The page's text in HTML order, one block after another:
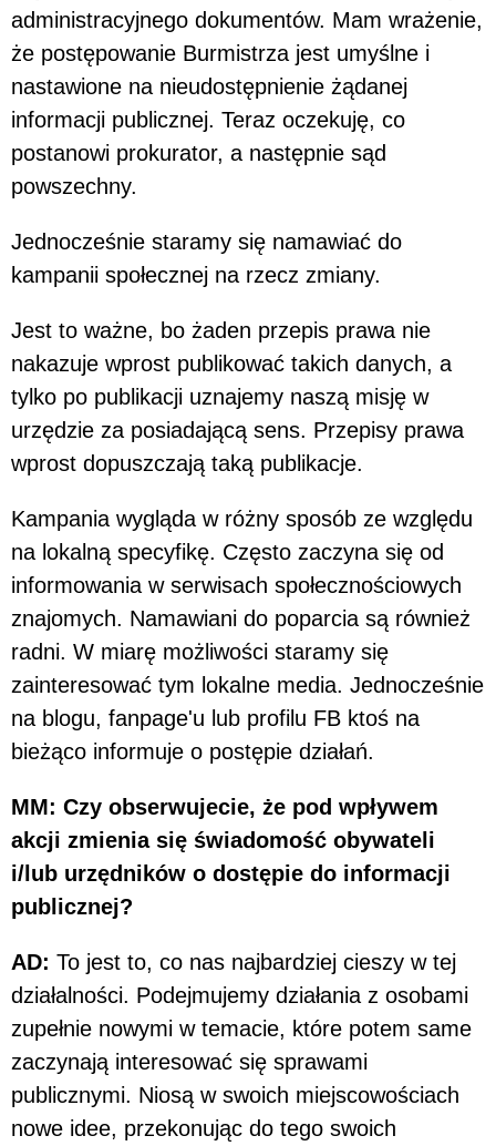
administracyjnego dokumentów. Mam wrażenie,
że postępowanie Burmistrza jest umyślne i
nastawione na nieudostępnienie żądanej
informacji publicznej. Teraz oczekuję, co
postanowi prokurator, a następnie sąd
powszechny.
Jednocześnie staramy się namawiać do
kampanii społecznej na rzecz zmiany.
Jest to ważne, bo żaden przepis prawa nie
nakazuje wprost publikować takich danych, a
tylko po publikacji uznajemy naszą misję w
urzędzie za posiadającą sens. Przepisy prawa
wprost dopuszczają taką publikacje.
Kampania wygląda w różny sposób ze względu
na lokalną specyfikę. Często zaczyna się od
informowania w serwisach społecznościowych
znajomych. Namawiani do poparcia są również
radni. W miarę możliwości staramy się
zainteresować tym lokalne media. Jednocześnie
na blogu, fanpage'u lub profilu FB ktoś na
bieżąco informuje o postępie działań.
MM: Czy obserwujecie, że pod wpływem
akcji zmienia się świadomość obywateli
i/lub urzędników o dostępie do informacji
publicznej?
AD: To jest to, co nas najbardziej cieszy w tej
działalności. Podejmujemy działania z osobami
zupełnie nowymi w temacie, które potem same
zaczynają interesować się sprawami
publicznymi. Niosą w swoich miejscowościach
nowe idee, przekonując do tego swoich